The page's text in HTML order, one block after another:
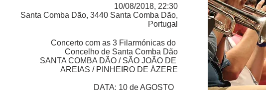
10/08/2018, 22:30
Santa Comba Dão, 3440 Santa Comba Dão,
Portugal
Concerto com as 3 Filarmónicas do
Concelho de Santa Comba Dão
SANTA COMBA DÃO / SÃO JOÃO DE
AREIAS / PINHEIRO DE ÁZERE
DATA: 10 de AGOSTO